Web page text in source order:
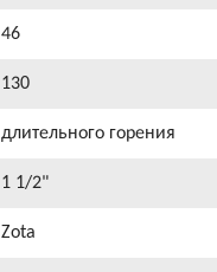
46
130
длительного горения
1 1/2"
Zota